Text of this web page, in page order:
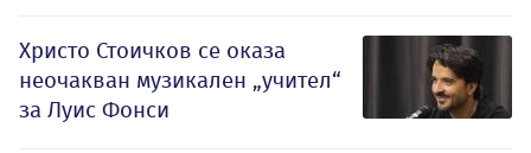
Христо Стоичков се оказа
неочакван музикален „учител“
за Луис Фонси